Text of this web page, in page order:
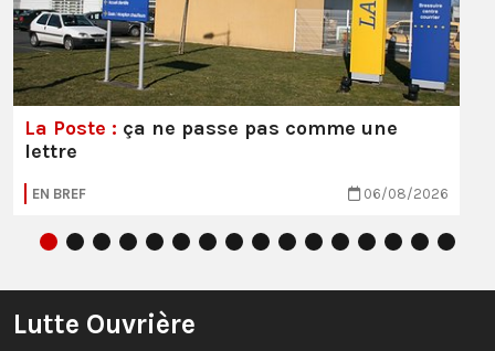
La Poste : ça ne passe pas comme une
lettre
EN BREF 06/08/2026
Lutte Ouvrière